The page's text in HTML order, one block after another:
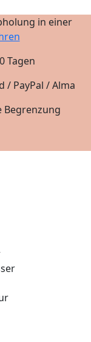
in einer
Tagen
/ PayPal / Alma
Begrenzung